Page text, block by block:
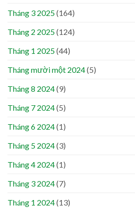
Tháng 3 2025(164)
Tháng 2 2025(124)
Tháng 1 2025(44)
Tháng mười một 2024(5)
Tháng 8 2024(9)
Tháng 7 2024(5)
Tháng 6 2024(1)
Tháng 5 2024(3)
Tháng 4 2024(1)
Tháng 3 2024(7)
Tháng 1 2024(13)